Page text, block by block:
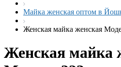
Майка женская оптом в
Женская майка женская
Женская майка